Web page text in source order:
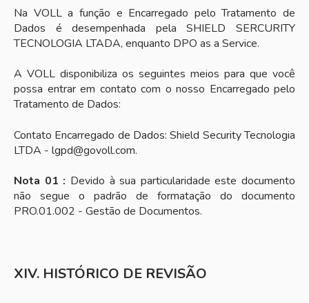
Na VOLL a função e Encarregado pelo Tratamento de
Dados é desempenhada pela SHIELD SERCURITY
TECNOLOGIA LTADA, enquanto DPO as a Service.
A VOLL disponibiliza os seguintes meios para que você
possa entrar em contato com o nosso Encarregado pelo
Tratamento de Dados:
Contato Encarregado de Dados: Shield Security Tecnologia
LTDA - lgpd@govoll.com.
Nota 01 : Devido à sua particularidade este documento
não segue o padrão de formatação do documento
PRO.01.002 - Gestão de Documentos.
XIV. HISTÓRICO DE REVISÃO